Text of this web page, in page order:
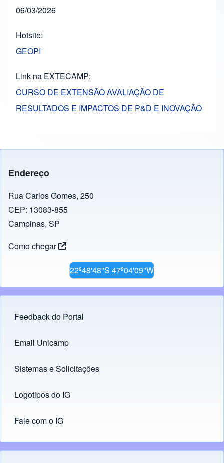
06/03/2026
Hotsite
GEOPI
Link na EXTECAMP
CURSO DE EXTENSÃO AVALIAÇÃO DE
RESULTADOS E IMPACTOS DE P&D E INOVAÇÃO
Endereço
Rua Carlos Gomes, 250
CEP: 13083-855
Campinas, SP
Como chegar
22º48'48"S 47º04'09"W
Footer menu
Feedback do Portal
Links
Email Unicamp
(opens in new tab)
Sistemas e Solicitações
(opens in new tab)
Logotipos do IG
(opens in new tab)
Fale com o IG